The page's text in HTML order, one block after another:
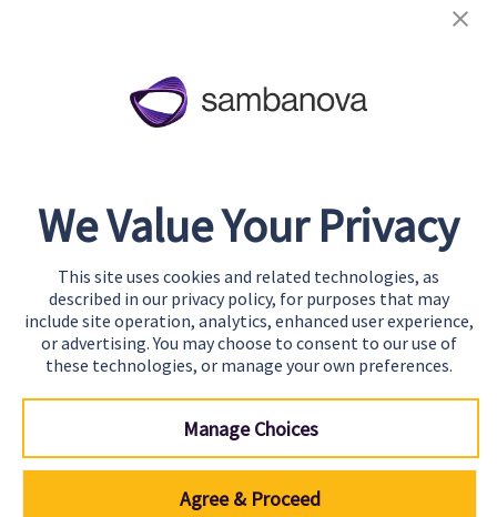
Start Building
Contact Us
Support
We Value Your Privacy
This site uses cookies and related technologies, as
described in our privacy policy, for purposes that may
include site operation, analytics, enhanced user experience,
or advertising. You may choose to consent to our use of
these technologies, or manage your own preferences.
Manage Choices
Agree & Proceed